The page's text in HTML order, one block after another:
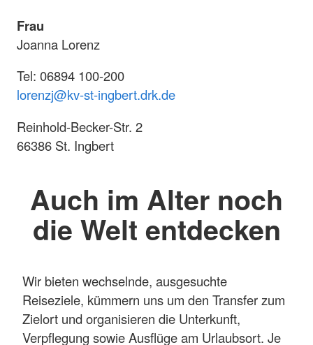
Frau
Joanna Lorenz
Tel: 06894 100-200
lorenzj@kv-st-ingbert.drk.de
Reinhold-Becker-Str. 2
66386 St. Ingbert
Auch im Alter noch
die Welt entdecken
Wir bieten wechselnde, ausgesuchte
Reiseziele, kümmern uns um den Transfer zum
Zielort und organisieren die Unterkunft,
Verpflegung sowie Ausflüge am Urlaubsort. Je